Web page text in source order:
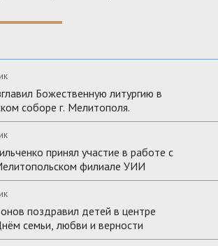
Божественную литургию в
соборе г. Мелитополя.
принял участие в работе с
филиале УИИ
поздравил детей в центре
семьи, любви и верности